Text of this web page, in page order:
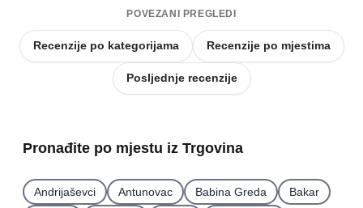
POVEZANI PREGLEDI
Recenzije po kategorijama Recenzije po mjestima
Posljednje recenzije
Pronađite po mjestu iz Trgovina
Andrijaševci Antunovac Babina Greda
Bakar